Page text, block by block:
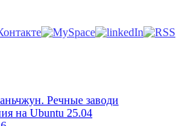
Речные заводи
на Ubuntu 25.04